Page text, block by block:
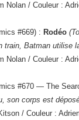
Nolan / Couleur :
#669) : Rodéo
train, Batman utilise
Nolan / Couleur :
#670 — The
son corps est
/ Couleur :